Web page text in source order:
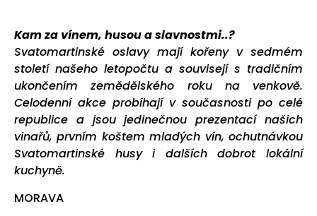
Kam za vínem, husou a slavnostmi..?
Svatomartinské oslavy mají kořeny v sedmém
století našeho letopočtu a souvisejí s tradičním
ukončením zemědělského roku na venkově.
Celodenní akce probíhají v současnosti po celé
republice a jsou jedinečnou prezentací našich
vinařů, prvním koštem mladých vín, ochutnávkou
Svatomartinské husy i dalších dobrot lokální
kuchyně.
MORAVA